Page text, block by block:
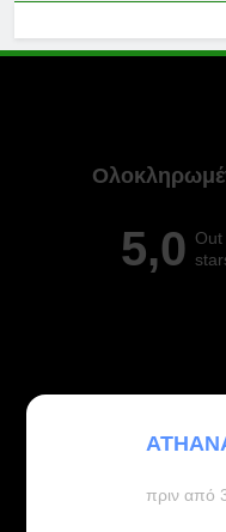
5,0 Out
πριν από